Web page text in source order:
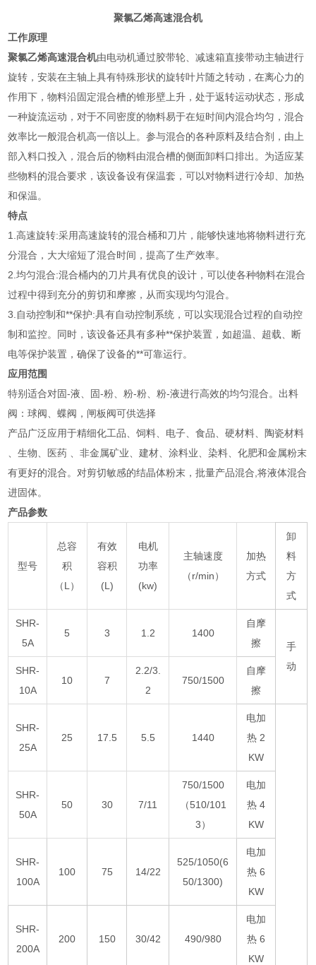
聚氯乙烯高速混合机
工作原理
聚氯乙烯高速混合机由电动机通过胶带轮、减速箱直接带动主轴进行
旋转，安装在主轴上具有特殊形状的旋转叶片随之转动，在离心力的
作用下，物料沿固定混合槽的锥形壁上升，处于返转运动状态，形成
一种旋流运动，对于不同密度的物料易于在短时间内混合均匀，混合
效率比一般混合机高一倍以上。参与混合的各种原料及结合剂，由上
部入料口投入，混合后的物料由混合槽的侧面卸料口排出。为适应某
些物料的混合要求，该设备设有保温套，可以对物料进行冷却、加热
和保温。
特点
1.高速旋转:采用高速旋转的混合桶和刀片，能够快速地将物料进行充
分混合，大大缩短了混合时间，提高了生产效率。
2.均匀混合:混合桶内的刀片具有优良的设计，可以使各种物料在混合
过程中得到充分的剪切和摩擦，从而实现均匀混合。
3.自动控制和**保护:具有自动控制系统，可以实现混合过程的自动控
制和监控。同时，该设备还具有多种**保护装置，如超温、超载、断
电等保护装置，确保了设备的**可靠运行。
应用范围
特别适合对固-液、固-粉、粉-粉、粉-液进行高效的均匀混合。出料
阀：球阀、蝶阀，闸板阀可供选择
产品广泛应用于精细化工品、饲料、电子、食品、硬材料、陶瓷材料
、生物、医药 、非金属矿业、建材、涂料业、染料、化肥和金属粉末
有更好的混合。对剪切敏感的结晶体粉末，批量产品混合,将液体混合
进固体。
产品参数
型号
总容
积
（L）
有效
容积
(L)
电机
功率
(kw)
主轴速度
（r/min）
加热
方式
卸
料
方
式
SHR-
5A
5 3 1.2 1400
自摩
擦
手
动
SHR-
10A
10 7
2.2/3.
2
750/1500
自摩
擦
SHR-
25A
25 17.5 5.5 1440
电加
热 2
KW
SHR-
50A
50 30 7/11
750/1500
（510/101
3）
电加
热 4
KW
SHR-
100A
100 75 14/22
525/1050(6
50/1300)
电加
热 6
KW
SHR-
200A
200 150 30/42 490/980
电加
热 6
KW